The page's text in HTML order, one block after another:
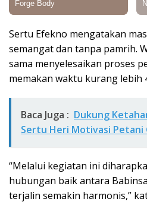
Sertu Efekno mengatakan
semangat dan tanpa pamrih.
sama menyelesaikan proses
memakan waktu kurang lebih
Baca Juga : Dukung
Sertu Heri Motivasi Petani
“Melalui kegiatan ini
hubungan baik antara
terjalin semakin harmonis,”